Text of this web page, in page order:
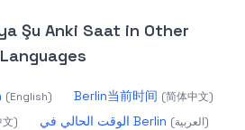
Şu Anki Saatin Other
Languages
(English) Berlin当前时间 (简体中文)
) الوقت الحالي في Berlin (العربية)